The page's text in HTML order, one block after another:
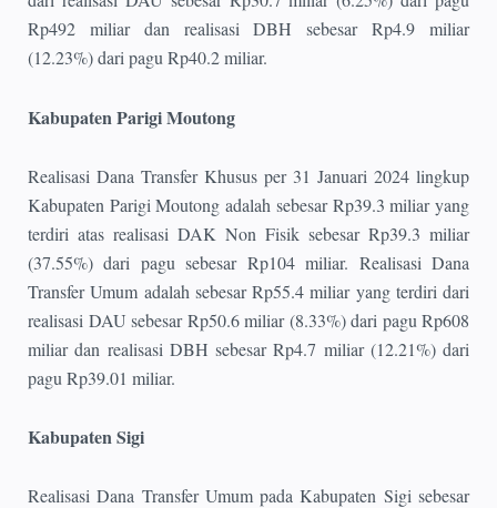
Rp492 miliar dan realisasi DBH sebesar Rp4.9 miliar
(12.23%) dari pagu Rp40.2 miliar.
Kabupaten Parigi Moutong
Realisasi Dana Transfer Khusus per 31 Januari 2024 lingkup
Kabupaten Parigi Moutong adalah sebesar Rp39.3 miliar yang
terdiri atas realisasi DAK Non Fisik sebesar Rp39.3 miliar
(37.55%) dari pagu sebesar Rp104 miliar. Realisasi Dana
Transfer Umum adalah sebesar Rp55.4 miliar yang terdiri dari
realisasi DAU sebesar Rp50.6 miliar (8.33%) dari pagu Rp608
miliar dan realisasi DBH sebesar Rp4.7 miliar (12.21%) dari
pagu Rp39.01 miliar.
Kabupaten Sigi
Realisasi Dana Transfer Umum pada Kabupaten Sigi sebesar